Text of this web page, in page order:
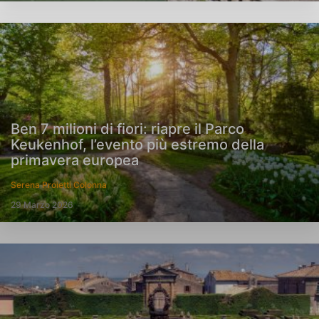
Ben 7 milioni di fiori: riapre il Parco
Keukenhof, l’evento più estremo della
primavera europea
Serena Proietti Colonna
29 Marzo 2026